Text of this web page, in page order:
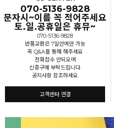
070-5136-9828
문자시~이름 꼭 적어주세요
토.일.공휴일은 휴뮤~
070-5136-9828
반품교환은 7일안에만 가능
꼭 Q&A를 통해 해주세요
전화접수 안되오며
신중구매 부탁드립니다.
공지사항 참조하세요.
고객센터 연결